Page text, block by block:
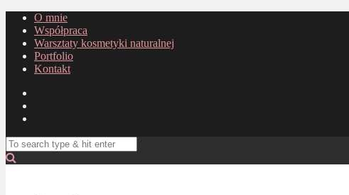
O mnie
Współpraca
Warsztaty kosmetyki naturalnej
Portfolio
Kontakt